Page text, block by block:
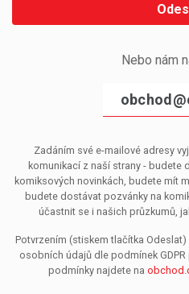
Nebo nám
Zadáním své e-mailové adresy
komunikací z naší strany -
komiksových novinkách, budete mít
budete dostávat pozvánky na
účastnit se i našich průzkumů,
Potvrzením (stiskem tlačítka
osobních údajů dle podmínek
podmínky najdete na